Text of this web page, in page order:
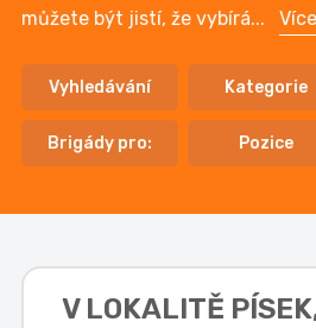
můžete být jistí, že vybírá... Více
Vyhledávání Kategorie
Brigády pro: Pozice
V LOKALITĚ